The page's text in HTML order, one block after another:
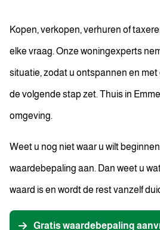
Kopen, verkopen, verhuren of
elke vraag. Onze woningexperts
situatie, zodat u ontspannen en met
de volgende stap zet. Thuis in
omgeving.
Weet u nog niet waar u wilt
waardebepaling aan. Dan weet u
waard is en wordt de rest vanzelf
Gratis waardebepaling